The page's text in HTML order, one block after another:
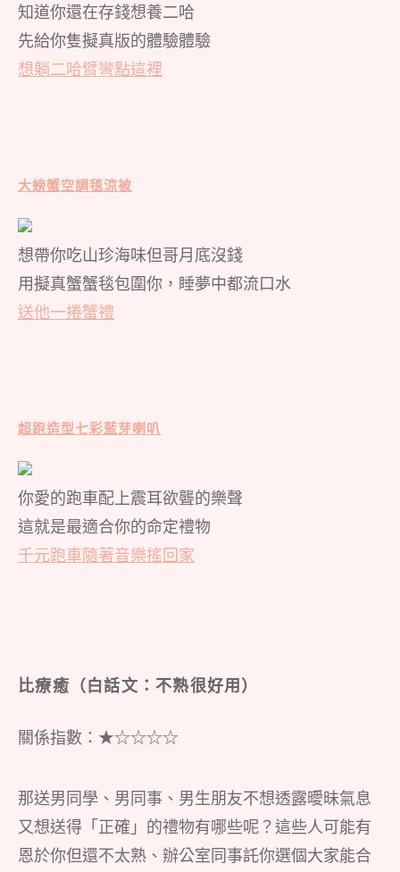
知道你還在存錢想養二哈
先給你隻擬真版的體驗體驗
想躺二哈臂彎點這裡
大螃蟹空調毯涼被
想帶你吃山珍海味但哥月底沒錢
用擬真蟹蟹毯包圍你，睡夢中都流口水
送他一捲蟹禮
超跑造型七彩藍芽喇叭
你愛的跑車配上震耳欲聾的樂聲
這就是最適合你的命定禮物
千元跑車隨著音樂搖回家
比療癒（白話文：不熟很好用）
關係指數：★☆☆☆☆
那送男同學、男同事、男生朋友不想透露曖昧氣息
又想送得「正確」的禮物有哪些呢？這些人可能有
恩於你但還不太熟、辦公室同事託你選個大家能合